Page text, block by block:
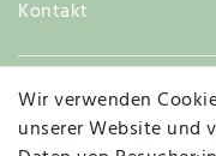
Kontakt
Wir verwenden
unserer Website und